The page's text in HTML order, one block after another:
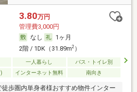
3.80万円
管理費3,000円
なし
1ヶ月
2階 / 1DK（31.89m2）
一人暮らし
バス・トイレ別
インターネット無料 南向き
徒歩圏内単身者様おすすめ物件インター